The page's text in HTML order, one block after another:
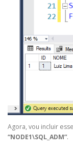
Agora, vou incluir
“NODE1\SQL_ADM”.